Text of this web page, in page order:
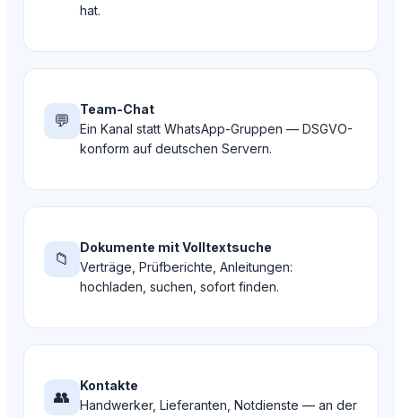
hat.
💬
Team-Chat
Ein Kanal statt WhatsApp-Gruppen — DSGVO-
konform auf deutschen Servern.
📁
Dokumente mit Volltextsuche
Verträge, Prüfberichte, Anleitungen:
hochladen, suchen, sofort finden.
👥
Kontakte
Handwerker, Lieferanten, Notdienste — an der